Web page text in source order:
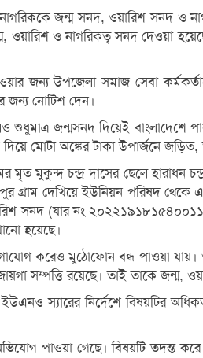
জন্ম সনদ, ওয়ারিশ সনদ ও
ও নাগরিকত্ব সনদ দেওয়া
জন্য উপজেলা সমাজ সেবা
জন্য নোটিশ দেন।
শুধুমাত্র জন্মসনদ দিয়েই
মোটা অঙ্কের টাকা উপার্জনে
মৃত মুকুন্দ চন্দ্র দাসের ছেলে
গ্রাম দেখিয়ে ইউনিয়ন পরিষদ
(যার নং
হয়েছে।
করেও মুঠোফোন বন্ধ পাওয়া যায়।
সম্পত্তি রয়েছে। তাই তাকে জন্ম,
স্যারের নির্দেশে বিষয়টির
পাওয়া গেছে। বিষয়টি তদন্ত